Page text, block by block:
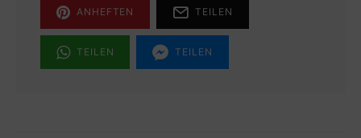
ANHEFTEN TEILEN
TEILEN TEILEN